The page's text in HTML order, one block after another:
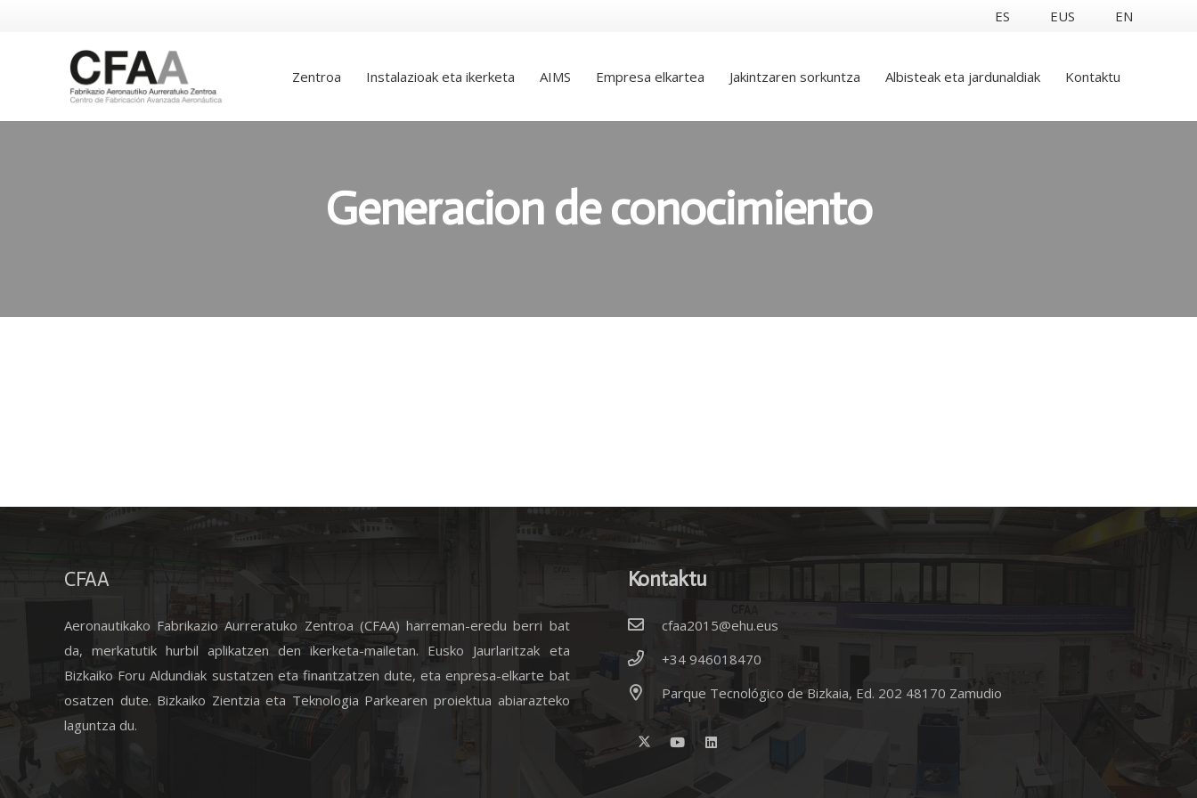
ES EUS EN
Zentroa Instalazioak eta ikerketa AIMS Empresa elkartea Jakintzaren sorkuntza Albisteak eta jardunaldiak Kontaktu
Generacion de conocimiento
CFAA
Aeronautikako Fabrikazio Aurreratuko Zentroa (CFAA) harreman-eredu berri bat
da, merkatutik hurbil aplikatzen den ikerketa-mailetan. Eusko Jaurlaritzak eta
Bizkaiko Foru Aldundiak sustatzen eta finantzatzen dute, eta enpresa-elkarte bat
osatzen dute. Bizkaiko Zientzia eta Teknologia Parkearen proiektua abiarazteko
laguntza du.
Kontaktu
cfaa2015@ehu.eus
+34 946018470
Parque Tecnológico de Bizkaia, Ed. 202 48170 Zamudio